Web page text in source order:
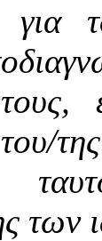
για
των